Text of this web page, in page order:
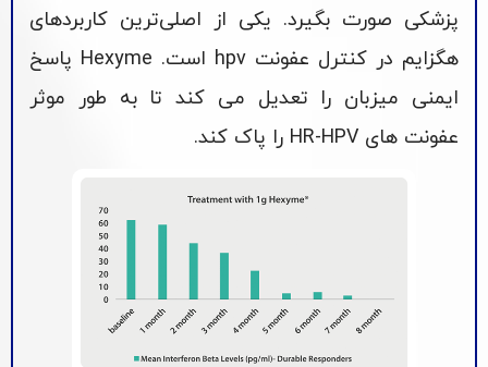
پزشکی صورت بگیرد. یکی از اصلی‌ترین کاربردهای
هگزایم در کنترل عفونت hpv است. Hexyme پاسخ
ایمنی میزبان را تعدیل می کند تا به طور موثر
عفونت های HR-HPV را پاک کند.